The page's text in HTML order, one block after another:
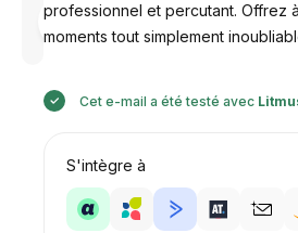
Conçu par
Anastasiia
professionnel et percutant. Offrez
moments tout simplement
Cet e-mail a été testé avec
S'intègre à